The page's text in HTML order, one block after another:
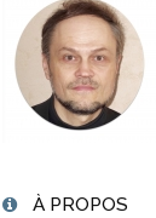
À PROPOS